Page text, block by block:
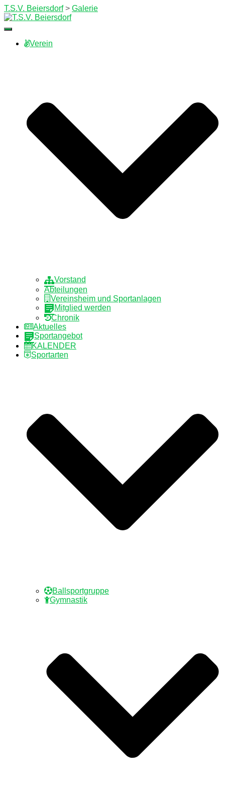
T.S.V. Beiersdorf> Galerie
Navigation
umschaltenVerein
Vorstand
Abteilungen
Vereinsheim und Sportanlagen
Mitglied werden
Chronik
Aktuelles
Sportangebot
KALENDER
Sportarten
Ballsportgruppe
Gymnastik